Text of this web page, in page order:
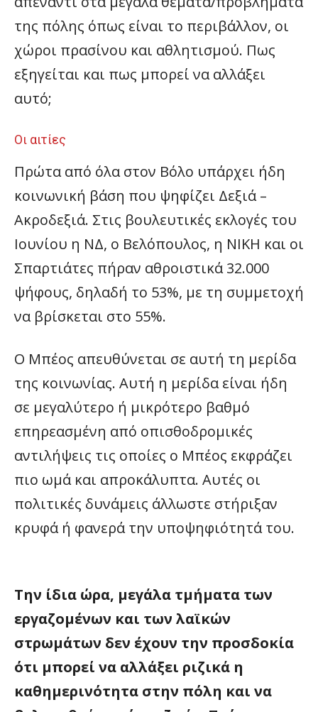
της πόλης όπως είναι το περιβάλλον, οι
χώροι πρασίνου και αθλητισμού. Πως
εξηγείται και πως μπορεί να αλλάξει
αυτό;
Οι αιτίες
Πρώτα από όλα στον Βόλο υπάρχει ήδη
κοινωνική βάση που ψηφίζει Δεξιά –
Ακροδεξιά. Στις βουλευτικές εκλογές του
Ιουνίου η ΝΔ, ο Βελόπουλος, η ΝΙΚΗ και οι
Σπαρτιάτες πήραν αθροιστικά 32.000
ψήφους, δηλαδή το 53%, με τη συμμετοχή
να βρίσκεται στο 55%.
Ο Μπέος απευθύνεται σε αυτή τη μερίδα
της κοινωνίας. Αυτή η μερίδα είναι ήδη
σε μεγαλύτερο ή μικρότερο βαθμό
επηρεασμένη από οπισθοδρομικές
αντιλήψεις τις οποίες ο Μπέος εκφράζει
πιο ωμά και απροκάλυπτα. Αυτές οι
πολιτικές δυνάμεις άλλωστε στήριξαν
κρυφά ή φανερά την υποψηφιότητά του.
Την ίδια ώρα, μεγάλα τμήματα των
εργαζομένων και των λαϊκών
στρωμάτων δεν έχουν την προσδοκία
ότι μπορεί να αλλάξει ριζικά η
καθημερινότητα στην πόλη και να